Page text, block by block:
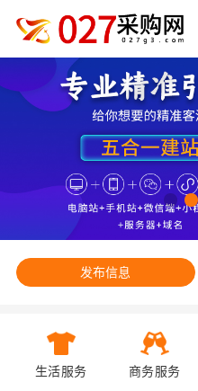
发布信息
生活服务 商务服务